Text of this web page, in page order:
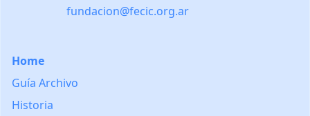
fundacion@fecic.org.ar
Home
Guía Archivo
Historia